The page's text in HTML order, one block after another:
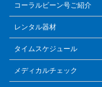
コーラルビーン号ご紹介
レンタル器材
タイムスケジュール
メディカルチェック